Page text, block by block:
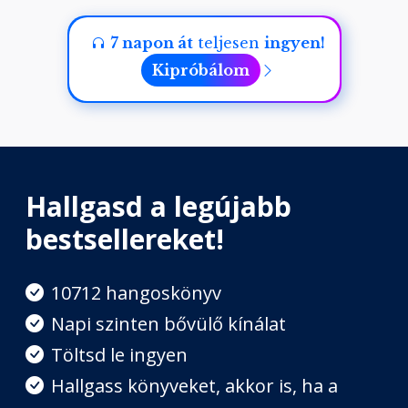
7 napon átteljesen ingyen!
Kipróbálom
Hallgasd a legújabb
bestsellereket!
10712 hangoskönyv
Napi szinten bővülő kínálat
Töltsd le ingyen
Hallgass könyveket, akkor is, ha a